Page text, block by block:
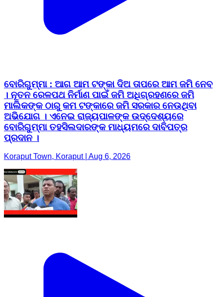
ବୋରିଗୁମ୍ମା : ଆଗ ଆମ ଟଙ୍କା ଦିଅ ତାପରେ ଆମ ଜମି ନେବ
। ନୂତନ ରେଳପଥ ନିର୍ମାଣ ପାଇଁ ଜମି ଅଧିଗ୍ରହଣରେ ଜମି
ମାଲିକଙ୍କ ଠାରୁ କମ ଟଙ୍କାରେ ଜମି ସରକାର ନେଉଥିବା
ଅଭିଯୋଗ । ଏନେଇ ରାଜ୍ୟପାଳଙ୍କ ଉଦ୍ଦେଶ୍ୟରେ
ବୋରିଗୁମ୍ମା ତହସିଲଦାରଙ୍କ ମାଧ୍ୟମରେ ଦାବିପତ୍ର
ପ୍ରଦାନ ।
Koraput Town, Koraput | Aug 6, 2026